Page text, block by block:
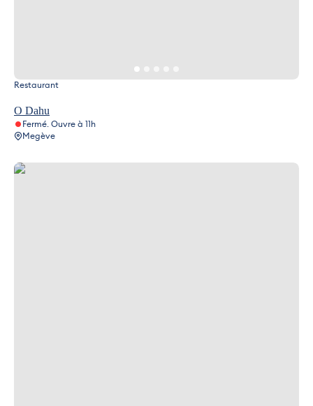
O Dahu
Restaurant
Fermé. Ouvre à 11h
Megève
Le Hibou Blanc